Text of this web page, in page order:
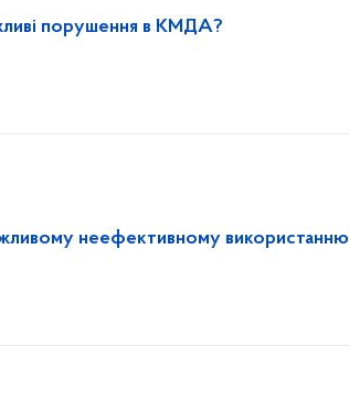
порушення в КМДА?
неефективному використанню